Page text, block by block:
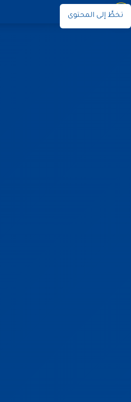
تخطَّ إلى المحتوى
نوران